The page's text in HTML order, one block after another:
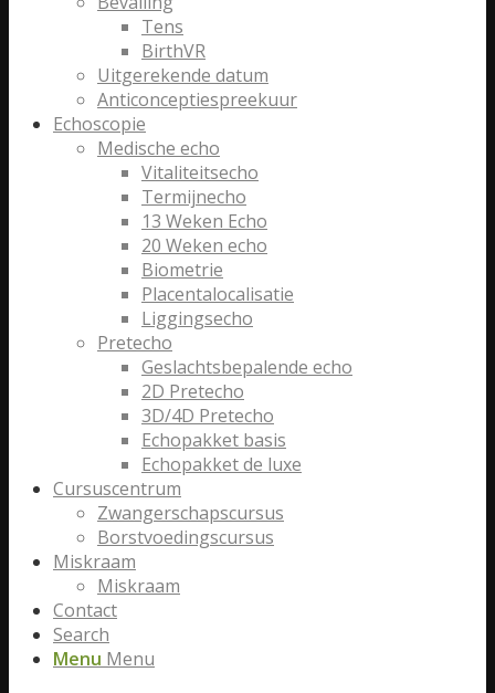
Tens
BirthVR
Uitgerekende datum
Anticonceptiespreekuur
Echoscopie
Medische echo
Vitaliteitsecho
Termijnecho
13 Weken Echo
20 Weken echo
Biometrie
Placentalocalisatie
Liggingsecho
Pretecho
Geslachtsbepalende echo
2D Pretecho
3D/4D Pretecho
Echopakket basis
Echopakket de luxe
Cursuscentrum
Zwangerschapscursus
Borstvoedingscursus
Miskraam
Miskraam
Contact
Search
Menu Menu